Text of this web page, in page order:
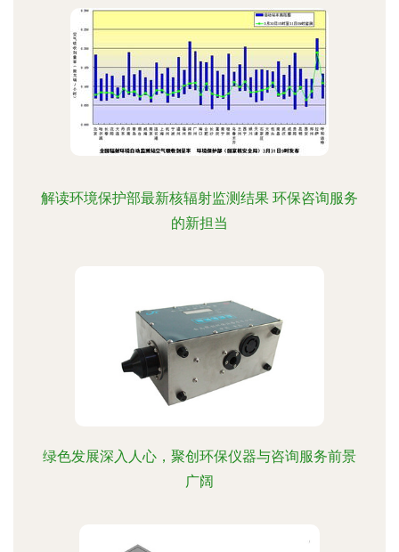
解读环境保护部最新核辐射监测结果 环保咨询服务
的新担当
绿色发展深入人心，聚创环保仪器与咨询服务前景
广阔